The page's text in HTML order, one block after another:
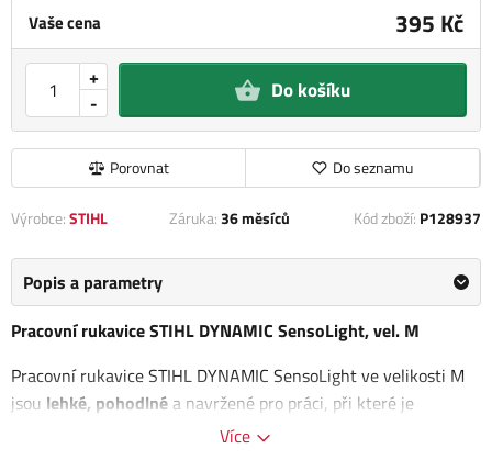
Vaše cena 395 Kč
-
+ Do košíku
Porovnat Do seznamu
Výrobce:STIHL Záruka:36 měsíců Kód zboží: P128937
Popis a parametry
Pracovní rukavice STIHL DYNAMIC SensoLight, vel. M
Pracovní rukavice STIHL DYNAMIC SensoLight ve velikosti M
jsou lehké, pohodlné a navržené pro práci, při které je
pevný úchop a citlivost v prstech
Více